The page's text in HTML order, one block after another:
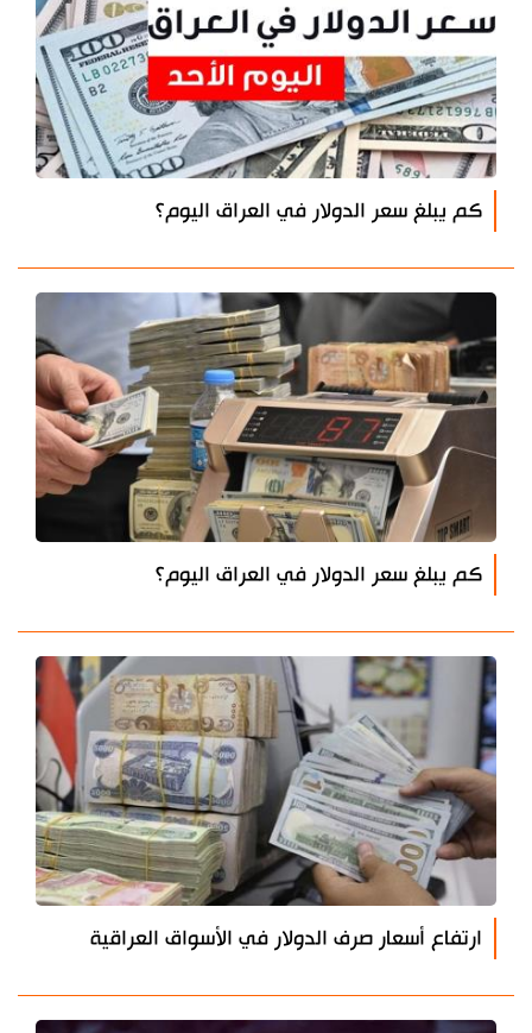
كم يبلغ سعر الدولار في العراق اليوم؟
كم يبلغ سعر الدولار في العراق اليوم؟
ارتفاع أسعار صرف الدولار في الأسواق العراقية